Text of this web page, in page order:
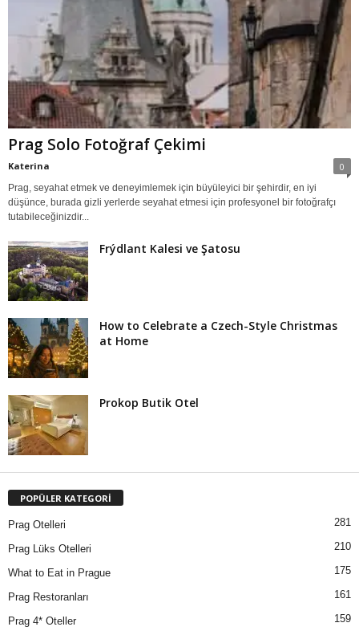
Prag Solo Fotoğraf Çekimi
Katerina 0
Prag, seyahat etmek ve deneyimlemek için büyüleyici bir şehirdir, en iyi
düşünce, burada gizli yerlerde seyahat etmesi için profesyonel bir fotoğrafçı
tutabileceğinizdir...
Frýdlant Kalesi ve Şatosu
How to Celebrate a Czech-Style Christmas
at Home
Prokop Butik Otel
POPÜLER KATEGORİ
Prag Otelleri 281
Prag Lüks Otelleri 210
What to Eat in Prague 175
Prag Restoranları 161
Prag 4* Oteller 159